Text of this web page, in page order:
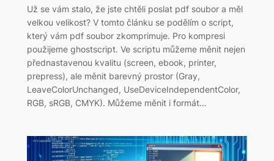
Už se vám stalo, že jste chtěli poslat pdf soubor a měl
velkou velikost? V tomto článku se podělím o script,
který vám pdf soubor zkomprimuje. Pro kompresi
použijeme ghostscript. Ve scriptu můžeme měnit nejen
přednastavenou kvalitu (screen, ebook, printer,
prepress), ale měnit barevný prostor (Gray,
LeaveColorUnchanged, UseDeviceIndependentColor,
RGB, sRGB, CMYK). Můžeme měnit i formát…